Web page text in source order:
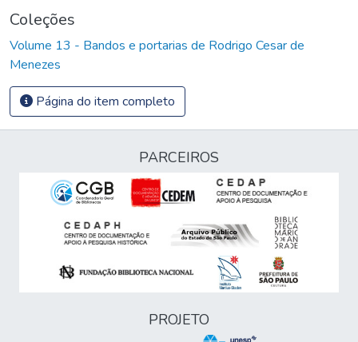
Coleções
Volume 13 - Bandos e portarias de Rodrigo Cesar de
Menezes
Página do item completo
PARCEIROS
PROJETO